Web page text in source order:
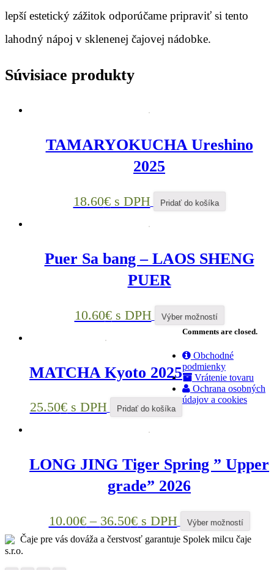
lepší estetický zážitok odporúčame pripraviť si tento
lahodný nápoj v sklenenej čajovej nádobke.
Súvisiace produkty
TAMARYOKUCHA Ureshino
2025
18.60€s DPH Pridať do košíka
Puer Sa bang – LAOS SHENG
PUER
10.60€s DPH Výber možností
MATCHA Kyoto 2025
25.50€s DPH Pridať do košíka
LONG JING Tiger Spring ” Upper
grade” 2026
10.00€– 36.50€s DPH Výber možností
Comments are closed.
Obchodné
podmienky
Vrátenie tovaru
Ochrana osobných
údajov a cookies
Čaje pre vás dováža a čerstvosť garantuje Spolek milcu čaje
s.r.o.